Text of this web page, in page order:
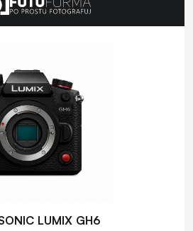
LUMIX GH6